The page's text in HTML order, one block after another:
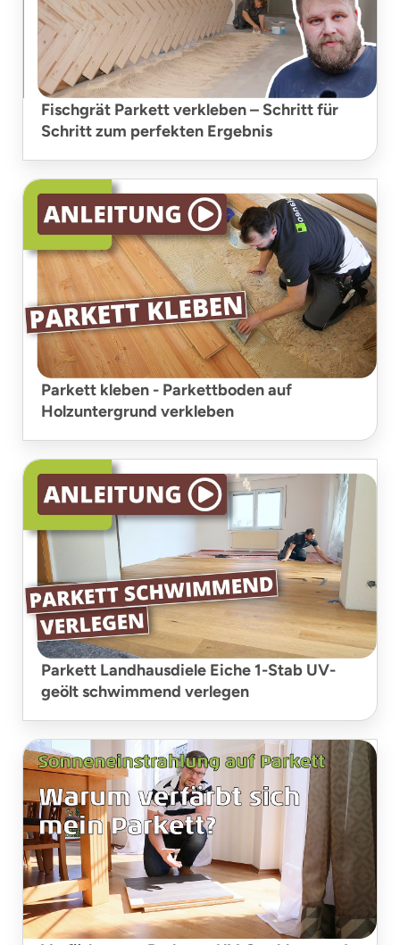
Fischgrät Parkett verkleben – Schritt für
Schritt zum perfekten Ergebnis
Parkett kleben - Parkettboden auf
Holzuntergrund verkleben
Parkett Landhausdiele Eiche 1-Stab UV-
geölt schwimmend verlegen